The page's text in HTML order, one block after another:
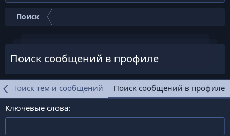
Поиск
Поиск сообщений в профиле
Поиск тем и сообщений
Поиск сообщений в профиле
Ключевые слова